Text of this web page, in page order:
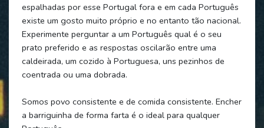
espalhadas por esse Portugal fora e em cada Português
existe um gosto muito próprio e no entanto tão nacional.
Experimente perguntar a um Português qual é o seu
prato preferido e as respostas oscilarão entre uma
caldeirada, um cozido à Portuguesa, uns pezinhos de
coentrada ou uma dobrada.
Somos povo consistente e de comida consistente. Encher
a barriguinha de forma farta é o ideal para qualquer